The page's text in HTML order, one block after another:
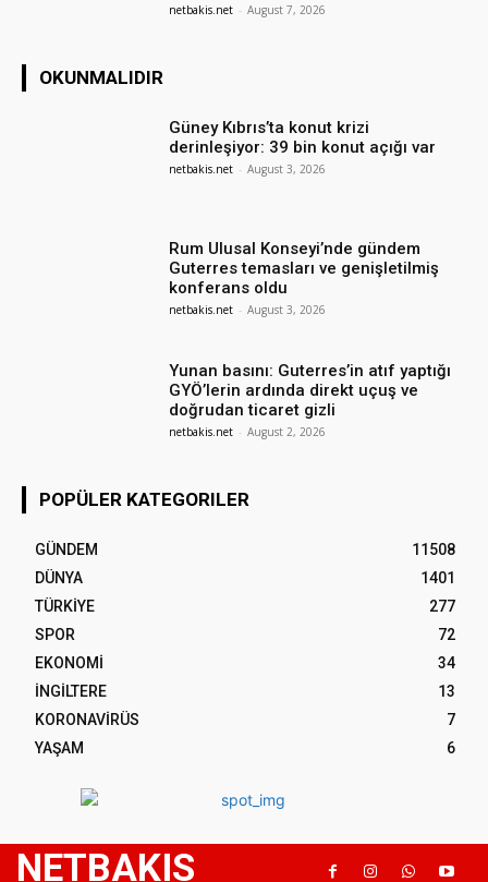
netbakis.net - August 7, 2026
OKUNMALIDIR
Güney Kıbrıs’ta konut krizi
derinleşiyor: 39 bin konut açığı var
netbakis.net - August 3, 2026
Rum Ulusal Konseyi’nde gündem
Guterres temasları ve genişletilmiş
konferans oldu
netbakis.net - August 3, 2026
Yunan basını: Guterres’in atıf yaptığı
GYÖ’lerin ardında direkt uçuş ve
doğrudan ticaret gizli
netbakis.net - August 2, 2026
POPÜLER KATEGORILER
GÜNDEM
11508
DÜNYA
1401
TÜRKİYE
277
SPOR
72
EKONOMİ
34
İNGİLTERE
13
KORONAVİRÜS
7
YAŞAM
6
NETBAKIS